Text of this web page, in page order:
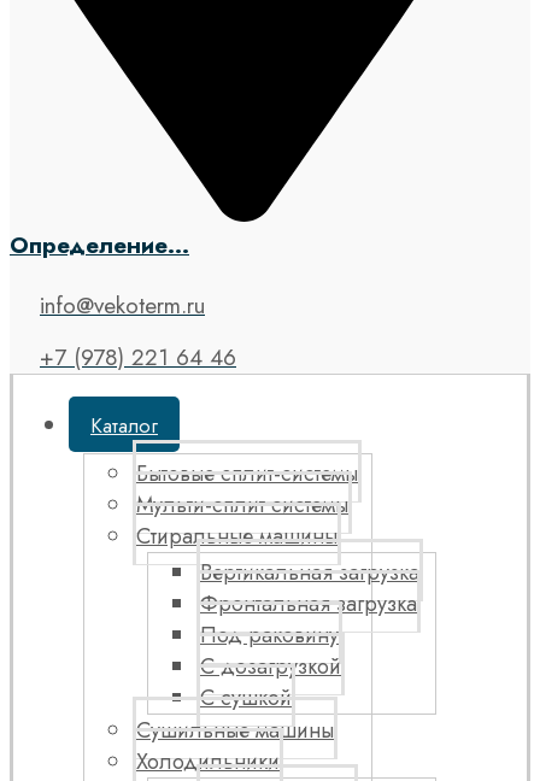
Определение...
info@vekoterm.ru
+7 (978) 221 64 46
Каталог
Бытовые сплит-системы
Мульти-сплит системы
Стиральные машины
Вертикальная загрузка
Фронтальная загрузка
Под раковину
С дозагрузкой
С сушкой
Сушильные машины
Холодильники